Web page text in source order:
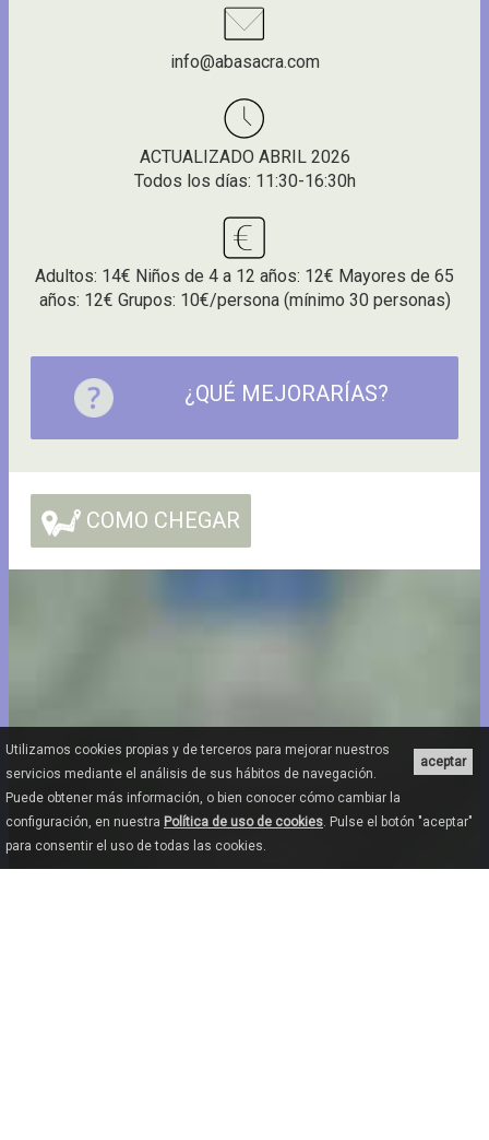
info@abasacra.com
ACTUALIZADO ABRIL 2026
Todos los días: 11:30-16:30h
Adultos: 14€ Niños de 4 a 12 años: 12€ Mayores de 65
años: 12€ Grupos: 10€/persona (mínimo 30 personas)
¿QUÉ MEJORARÍAS?
COMO CHEGAR
aceptar
Utilizamos cookies propias y de terceros para mejorar nuestros
servicios mediante el análisis de sus hábitos de navegación.
Puede obtener más información, o bien conocer cómo cambiar la
configuración, en nuestra Política de uso de cookies. Pulse el botón "aceptar"
para consentir el uso de todas las cookies.